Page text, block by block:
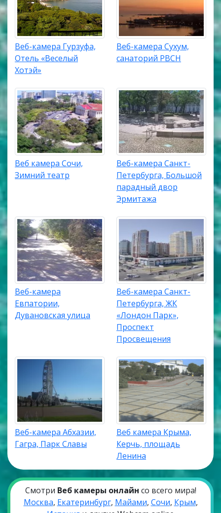
Веб-камера Гурзуфа,
Отель «Веселый
Хотэй»
Веб-камера Сухум,
санаторий РВСН
Веб камера Сочи,
Зимний театр
Веб-камера Санкт-
Петербурга, Большой
парадный двор
Эрмитажа
Веб-камера
Евпатории,
Дувановская улица
Веб-камера Санкт-
Петербурга, ЖК
«Лондон Парк»,
Проспект
Просвещения
Веб-камера Абхазии,
Гагра, Парк Славы
Веб камера Крыма,
Керчь, площадь
Ленина
Смотри Веб камеры онлайн со всего мира!
Москва, Екатеринбург, Майами, Сочи, Крым,